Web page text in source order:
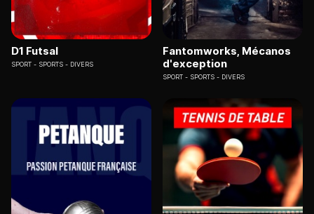
D1 Futsal
SPORT SPORTS - DIVERS
Fantomworks, Mécanos
d'exception
SPORT SPORTS - DIVERS